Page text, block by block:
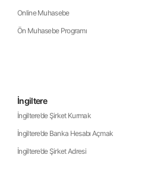
Online Muhasebe
Ön Muhasebe Programı
İngiltere
İngiltere’de Şirket Kurmak
İngiltere’de Banka Hesabı Açmak
İngiltere’de Şirket Adresi